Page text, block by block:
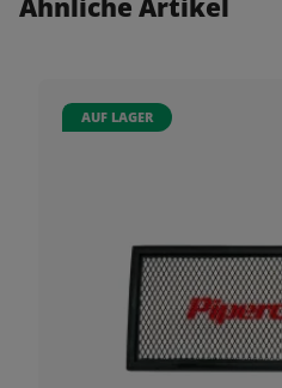
AUF LAGER